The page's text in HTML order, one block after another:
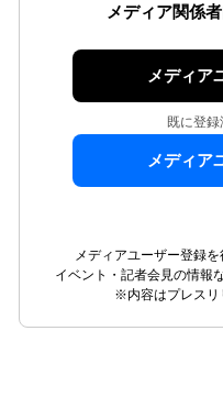
メディア関係
メディア
既に登録
メディア
メディアユーザー登録
イベント・記者会見の情報
※内容はプレスリ